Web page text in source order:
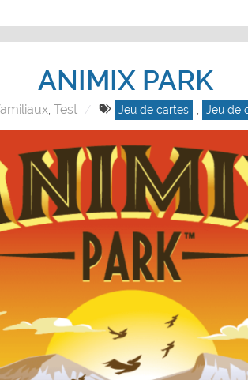
ANIMIX PARK
, Test Jeu de cartes Jeu de